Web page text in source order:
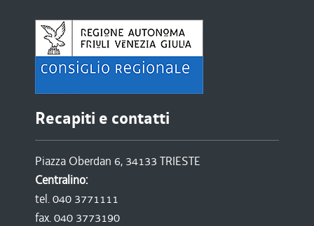
Recapiti e contatti
Piazza Oberdan 6, 34133 TRIESTE
Centralino:
tel. 040 3771111
fax. 040 3773190